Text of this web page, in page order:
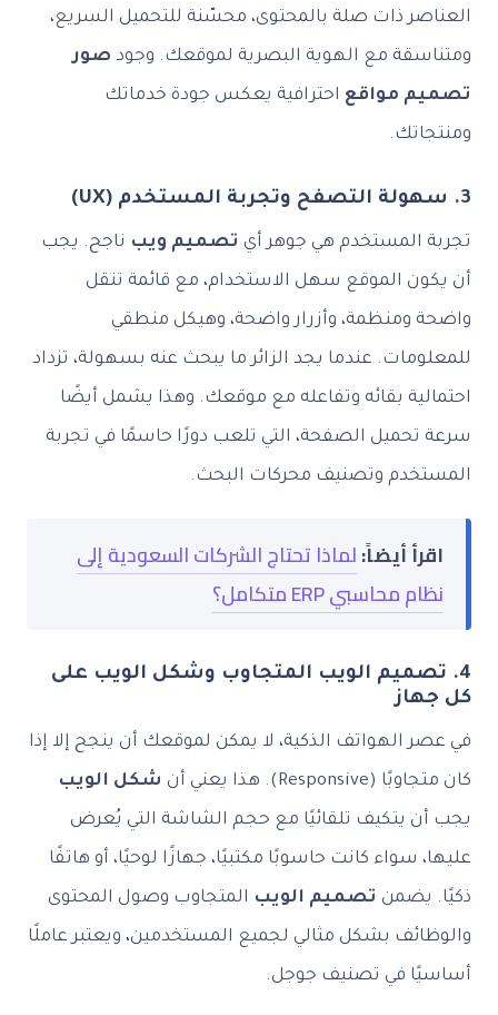
العناصر ذات صلة بالمحتوى، محسّنة للتحميل السريع،
ومتناسقة مع الهوية البصرية لموقعك. وجود صور
تصميم مواقع احترافية يعكس جودة خدماتك
ومنتجاتك.
3. سهولة التصفح وتجربة المستخدم (UX)
تجربة المستخدم هي جوهر أي تصميم ويب ناجح. يجب
أن يكون الموقع سهل الاستخدام، مع قائمة تنقل
واضحة ومنظمة، وأزرار واضحة، وهيكل منطقي
للمعلومات. عندما يجد الزائر ما يبحث عنه بسهولة، تزداد
احتمالية بقائه وتفاعله مع موقعك. وهذا يشمل أيضًا
سرعة تحميل الصفحة، التي تلعب دورًا حاسمًا في تجربة
المستخدم وتصنيف محركات البحث.
اقرأ أيضاً:لماذا تحتاج الشركات السعودية إلى
نظام محاسبي ERP متكامل؟
4. تصميم الويب المتجاوب وشكل الويب على
كل جهاز
في عصر الهواتف الذكية، لا يمكن لموقعك أن ينجح إلا إذا
كان متجاوبًا (Responsive). هذا يعني أن شكل الويب
يجب أن يتكيف تلقائيًا مع حجم الشاشة التي يُعرض
عليها، سواء كانت حاسوبًا مكتبيًا، جهازًا لوحيًا، أو هاتفًا
ذكيًا. يضمن تصميم الويب المتجاوب وصول المحتوى
والوظائف بشكل مثالي لجميع المستخدمين، ويعتبر عاملًا
أساسيًا في تصنيف جوجل.